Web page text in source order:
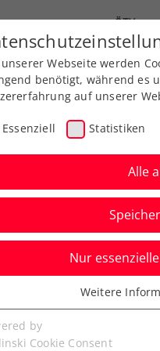
ÖTV
Ausbildung
wird
Webseite werden
benötigt, während es
auf unserer
Essenziell Statistiken
Alle
Nur
Cookies werden für
benötigt. Dadurch ist
Weitere
by
Cookie Consent